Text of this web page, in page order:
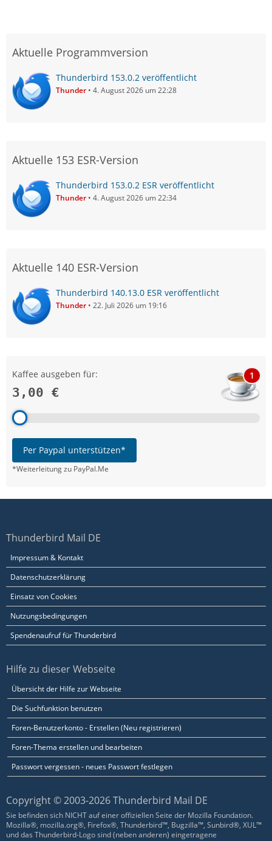
Aktuelle Programmversion
Thunderbird 153.0.2 veröffentlicht
Thunder 4. August 2026 um 22:28
Aktuelle 153 ESR-Version
Thunderbird 153.0.2 ESR veröffentlicht
Thunder 4. August 2026 um 22:34
Aktuelle 140 ESR-Version
Thunderbird 140.13.0 ESR veröffentlicht
Thunder 22. Juli 2026 um 19:16
Kaffee ausgeben für:
3,00 €
1
Per Paypal unterstützen*
*Weiterleitung zu PayPal.Me
Thunderbird Mail DE
Impressum & Kontakt
Datenschutzerklärung
Einsatz von Cookies
Nutzungsbedingungen
Spendenaufruf für Thunderbird
Hilfe zu dieser Webseite
Übersicht der Hilfe zur Webseite
Die Suchfunktion benutzen
Foren-Benutzerkonto - Erstellen (Neu registrieren)
Foren-Thema erstellen und bearbeiten
Passwort vergessen - neues Passwort festlegen
Copyright © 2003-2026 Thunderbird Mail DE
Sie befinden sich NICHT auf einer offiziellen Seite der Mozilla Foundation.
Mozilla®, mozilla.org®, Firefox®, Thunderbird™, Bugzilla™, Sunbird®, XUL™
und das Thunderbird-Logo sind (neben anderen) eingetragene